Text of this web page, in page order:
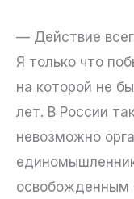
— Действие
Я только что
на которой не
лет. В России
невозможно
освобожденным